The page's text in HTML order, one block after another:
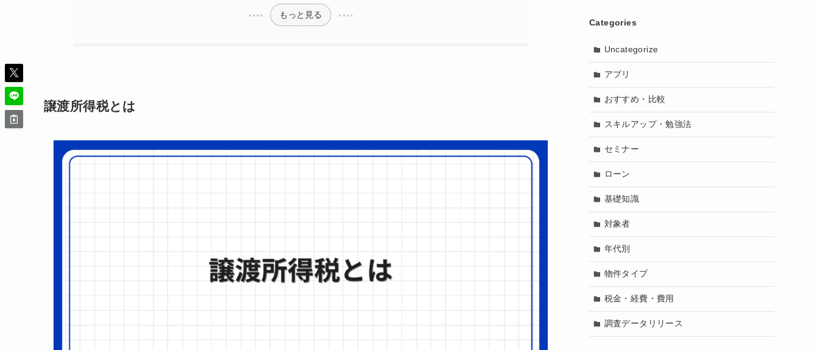
もっと見る
譲渡所得税とは
Categories
Uncategorize
アプリ
おすすめ・比較
スキルアップ・勉強法
セミナー
ローン
基礎知識
対象者
年代別
物件タイプ
税金・経費・費用
調査データリリース